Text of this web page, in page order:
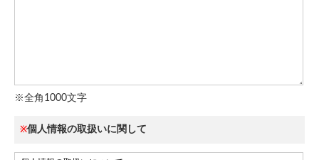
※全角1000文字
※個人情報の取扱いに関して